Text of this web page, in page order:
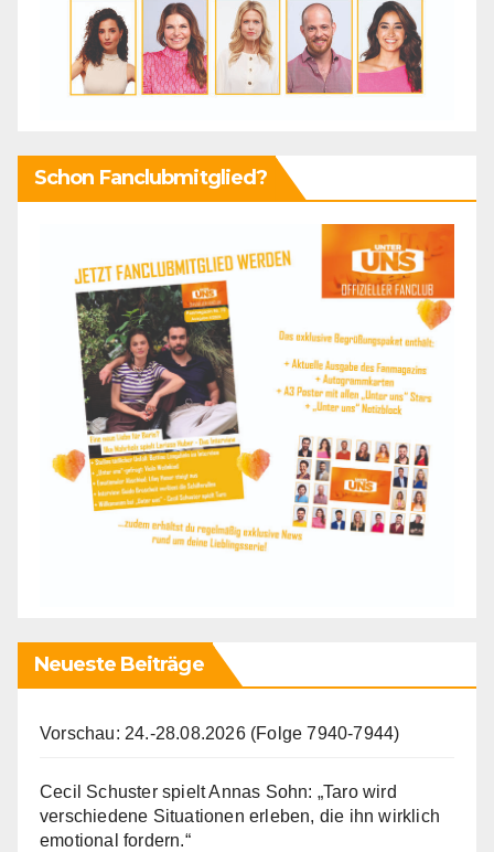
Schon Fanclubmitglied?
Neueste Beiträge
Vorschau: 24.-28.08.2026 (Folge 7940-7944)
Cecil Schuster spielt Annas Sohn: „Taro wird
verschiedene Situationen erleben, die ihn wirklich
emotional fordern.“